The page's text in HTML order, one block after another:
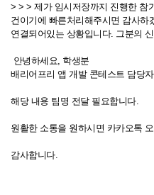
본문
> > > 제가 임시저장까지 진행한 참
건이기에 빠른처리해주시면 감사
연결되어있는 상황입니다. 그분의
안녕하세요, 학생분
배리어프리 앱 개발 콘테스트 담당
해당 내용 팀명 전달 필요합니다.
원활한 소통을 원하시면 카카오톡
감사합니다.